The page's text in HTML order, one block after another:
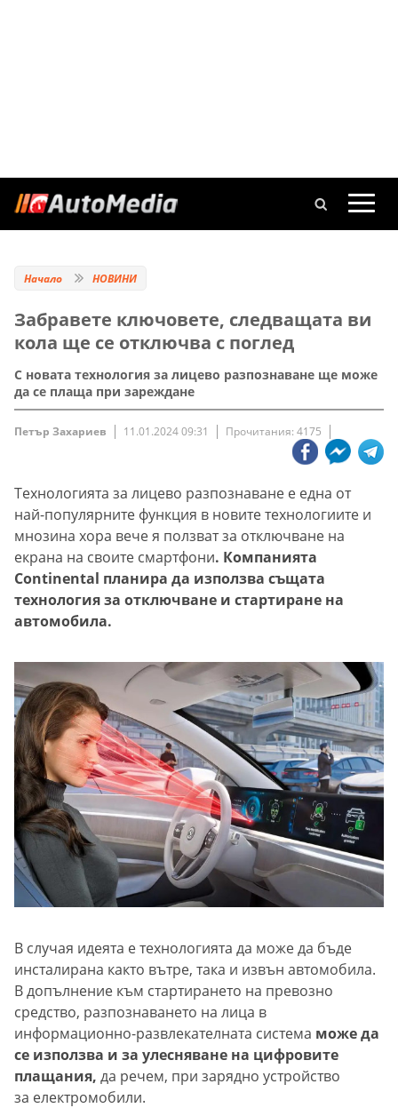
Начало НОВИНИ
Забравете ключовете, следващата ви
кола ще се отключва с поглед
С новата технология за лицево разпознаване ще може
да се плаща при зареждане
Петър Захариев 11.01.2024 09:31 Прочитания: 4175
Технологията за лицево разпознаване е една от
най-популярните функция в новите технологиите и
мнозина хора вече я ползват за отключване на
екрана на своите смартфони. Компанията
Continental планира да използва същата
технология за отключване и стартиране на
автомобила.
В случая идеята е технологията да може да бъде
инсталирана както вътре, така и извън автомобила.
В допълнение към стартирането на превозно
средство, разпознаването на лица в
информационно-развлекателната система може да
се използва и за улесняване на цифровите
плащания, да речем, при зарядно устройство
за електромобили.